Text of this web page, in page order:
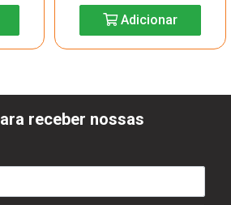
Adicionar
receber nossas